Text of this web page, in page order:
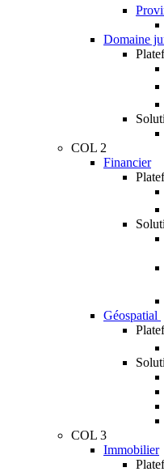
Domaine
COL 2
Financier
Géospatial
COL 3
Immobilier